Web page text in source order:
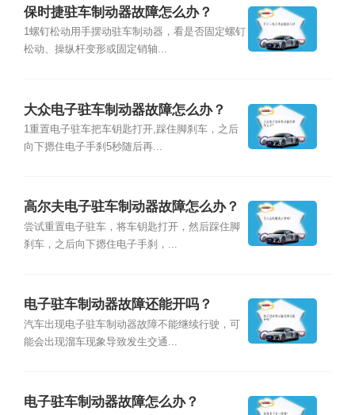
保时捷驻车制动器故障怎么办？
1螺钉松动用手摆动驻车制动器，看是否固定螺钉
松动、操纵杆变形或固定销轴...
大众电子驻车制动器故障怎么办？
1重置电子驻车把车钥匙打开,踩住脚刹车，之后
向下摁住电子手刹5秒随后再...
高尔夫电子驻车制动器故障怎么办？
尝试重置电子驻车，将车钥匙打开，然后踩住脚
刹车，之后向下摁住电子手刹，...
电子驻车制动器故障还能开吗？
汽车出现电子驻车制动器故障不能继续行驶，可
能会出现溜车现象导致发生交通...
电子驻车制动器故障怎么办？